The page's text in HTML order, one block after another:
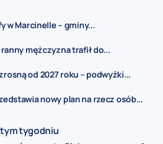
w Marcinelle – gminy...
mężczyzna trafił do...
od 2027 roku – podwyżki...
nowy plan na rzecz osób...
tygodniu